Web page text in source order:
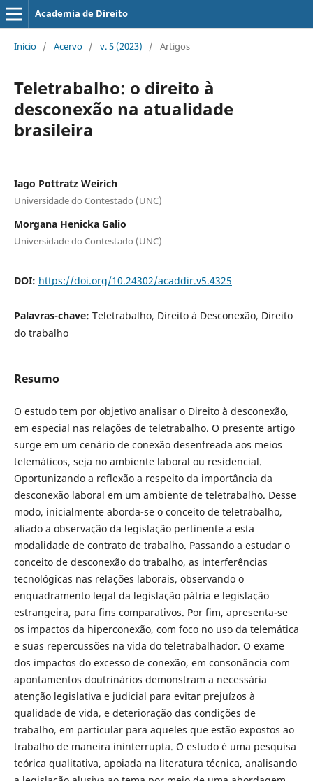
Academia de Direito
Início / Acervo / v. 5 (2023) / Artigos
Teletrabalho: o direito à
desconexão na atualidade
brasileira
Iago Pottratz Weirich
Universidade do Contestado (UNC)
Morgana Henicka Galio
Universidade do Contestado (UNC)
DOI: https://doi.org/10.24302/acaddir.v5.4325
Palavras-chave: Teletrabalho, Direito à Desconexão, Direito
do trabalho
Resumo
O estudo tem por objetivo analisar o Direito à desconexão,
em especial nas relações de teletrabalho. O presente artigo
surge em um cenário de conexão desenfreada aos meios
telemáticos, seja no ambiente laboral ou residencial.
Oportunizando a reflexão a respeito da importância da
desconexão laboral em um ambiente de teletrabalho. Desse
modo, inicialmente aborda-se o conceito de teletrabalho,
aliado a observação da legislação pertinente a esta
modalidade de contrato de trabalho. Passando a estudar o
conceito de desconexão do trabalho, as interferências
tecnológicas nas relações laborais, observando o
enquadramento legal da legislação pátria e legislação
estrangeira, para fins comparativos. Por fim, apresenta-se
os impactos da hiperconexão, com foco no uso da telemática
e suas repercussões na vida do teletrabalhador. O exame
dos impactos do excesso de conexão, em consonância com
apontamentos doutrinários demonstram a necessária
atenção legislativa e judicial para evitar prejuízos à
qualidade de vida, e deterioração das condições de
trabalho, em particular para aqueles que estão expostos ao
trabalho de maneira ininterrupta. O estudo é uma pesquisa
teórica qualitativa, apoiada na literatura técnica, analisando